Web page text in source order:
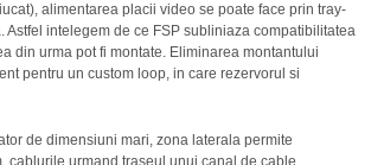
alimentarea placii video se poate face prin tray-
intelegem de ce FSP subliniaza compatibilitatea
din urma pot fi montate. Eliminarea montantului
pentru un custom loop, in care rezervorul si
de dimensiuni mari, zona laterala permite